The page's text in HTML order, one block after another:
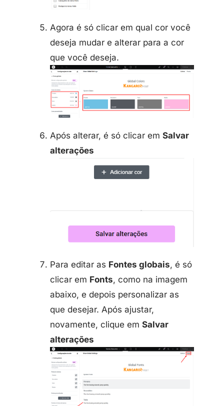
Agora é só clicar em qual cor você
deseja mudar e alterar para a cor
que você deseja.
Após alterar, é só clicar em Salvar
alterações
Para editar as Fontes globais, é só
clicar em Fonts, como na imagem
abaixo, e depois personalizar as
que desejar. Após ajustar,
novamente, clique em Salvar
alterações